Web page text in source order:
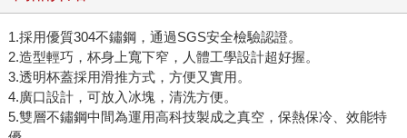
1.採用優質304不鏽鋼，通過SGS安全檢驗認證。
2.造型輕巧，杯身上寬下窄，人體工學設計超好握。
3.透明杯蓋採用滑推方式，方便又實用。
4.廣口設計，可放入冰塊，清洗方便。
5.雙層不鏽鋼中間為運用高科技製成之真空，保熱保冷、效能特